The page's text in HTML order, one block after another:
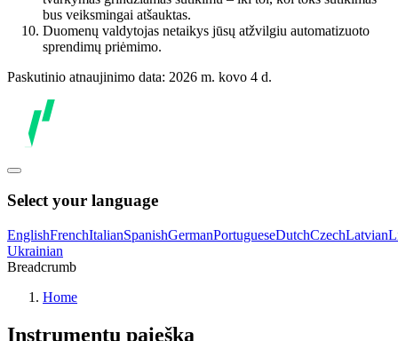
bus veiksmingai atšauktas.
Duomenų valdytojas netaikys jūsų atžvilgiu automatizuoto
sprendimų priėmimo.
Paskutinio atnaujinimo data: 2026 m. kovo 4 d.
Select your language
EnglishFrenchItalianSpanishGermanPortugueseDutchCzechLatvian
Ukrainian
Breadcrumb
Home
Instrumentų paieška